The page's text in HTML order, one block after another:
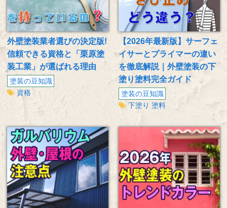
外壁塗装業者選びの決定版!
信頼できる資格と「栗原塗
装工業」が選ばれる理由
塗装の豆知識
資格
【2026年最新版】サーフェ
イサーとプライマーの違い
を徹底解説｜外壁塗装の下
塗り塗料完全ガイド
塗装の豆知識
下塗り 塗料